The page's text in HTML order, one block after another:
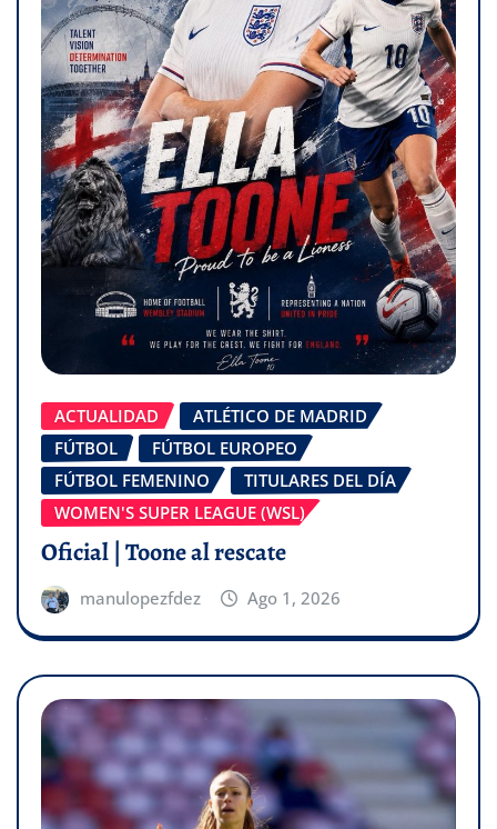
ACTUALIDAD
ATLÉTICO DE MADRID
FÚTBOL
FÚTBOL EUROPEO
FÚTBOL FEMENINO
TITULARES DEL DÍA
WOMEN'S SUPER LEAGUE (WSL)
Oficial | Toone al rescate
manulopezfdez Ago 1, 2026